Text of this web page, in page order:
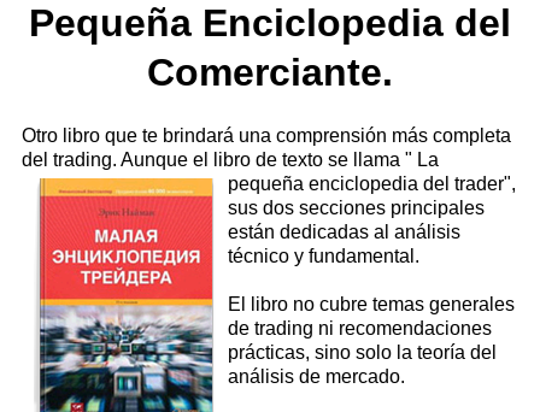
Pequeña Enciclopedia del
Comerciante.
Otro libro que te brindará una comprensión más completa
del trading. Aunque el libro de texto se llama " La
pequeña enciclopedia del trader",
sus dos secciones principales
están dedicadas al análisis
técnico y fundamental.
El libro no cubre temas generales
de trading ni recomendaciones
prácticas, sino solo la teoría del
análisis de mercado.